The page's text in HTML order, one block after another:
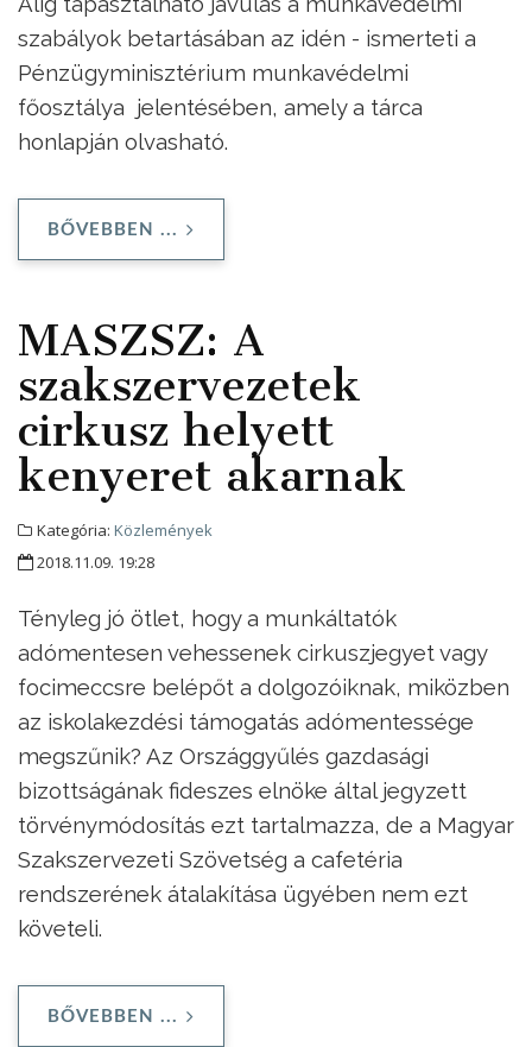
szabályok betartásában az idén - ismerteti a
Pénzügyminisztérium munkavédelmi
főosztálya jelentésében, amely a tárca
honlapján olvasható.
BŐVEBBEN ...
MASZSZ: A
szakszervezetek
cirkusz helyett
kenyeret akarnak
Kategória: Közlemények
2018.11.09. 19:28
Tényleg jó ötlet, hogy a munkáltatók
adómentesen vehessenek cirkuszjegyet vagy
focimeccsre belépőt a dolgozóiknak, miközben
az iskolakezdési támogatás adómentessége
megszűnik? Az Országgyűlés gazdasági
bizottságának fideszes elnöke által jegyzett
törvénymódosítás ezt tartalmazza, de a Magyar
Szakszervezeti Szövetség a cafetéria
rendszerének átalakítása ügyében nem ezt
követeli.
BŐVEBBEN ...